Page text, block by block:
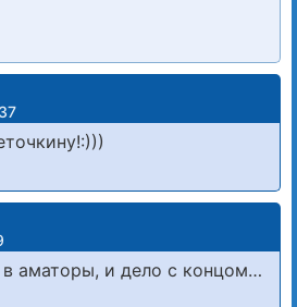
аматоры, и дело с концом…